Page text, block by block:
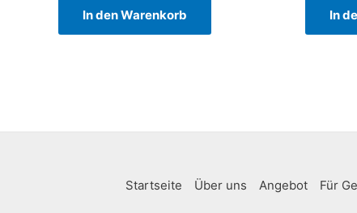
In den Warenkorb In
Startseite
Über uns Angebot Für